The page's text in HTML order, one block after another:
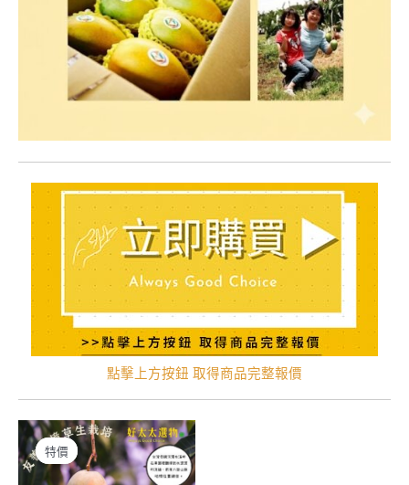
點擊上方按鈕 取得商品完整報價
特價
特價